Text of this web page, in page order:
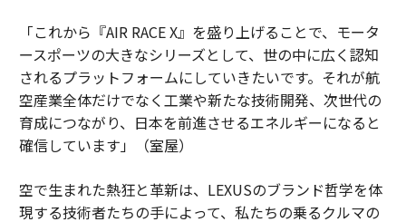
「これから『AIR RACE X』を盛り上げることで、モータ
ースポーツの大きなシリーズとして、世の中に広く認知
されるプラットフォームにしていきたいです。それが航
空産業全体だけでなく工業や新たな技術開発、次世代の
育成につながり、日本を前進させるエネルギーになると
確信しています」（室屋）
空で生まれた熱狂と革新は、LEXUSのブランド哲学を体
現する技術者たちの手によって、私たちの乗るクルマの